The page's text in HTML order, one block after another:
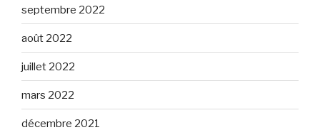
septembre 2022
août 2022
juillet 2022
mars 2022
décembre 2021